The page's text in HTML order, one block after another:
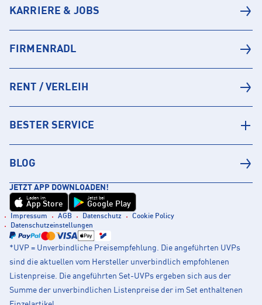
KARRIERE & JOBS
FIRMENRADL
RENT / VERLEIH
BESTER SERVICE
BLOG
JETZT APP DOWNLOADEN!
Laden im
App Store
Jetzt bei
Google Play
Impressum AGB Datenschutz
Cookie Policy
Datenschutzeinstellungen
*UVP = Unverbindliche Preisempfehlung. Die angeführten UVPs
sind die aktuellen vom Hersteller unverbindlich empfohlenen
Listenpreise. Die angeführten Set-UVPs ergeben sich aus der
Summe der unverbindlichen Listenpreise der im Set enthaltenen